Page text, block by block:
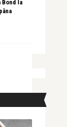
Bond la